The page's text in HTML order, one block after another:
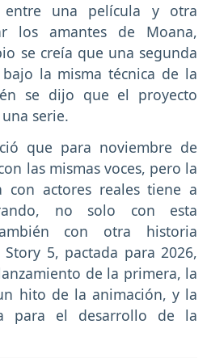
una película y otra
los amantes de Moana,
se creía que una segunda
la misma técnica de la
se dijo que el proyecto
serie.
que para noviembre de
las mismas voces, pero la
con actores reales tiene a
no solo con esta
con otra historia
5, pactada para 2026,
de la primera, la
hito de la animación, y la
para el desarrollo de la